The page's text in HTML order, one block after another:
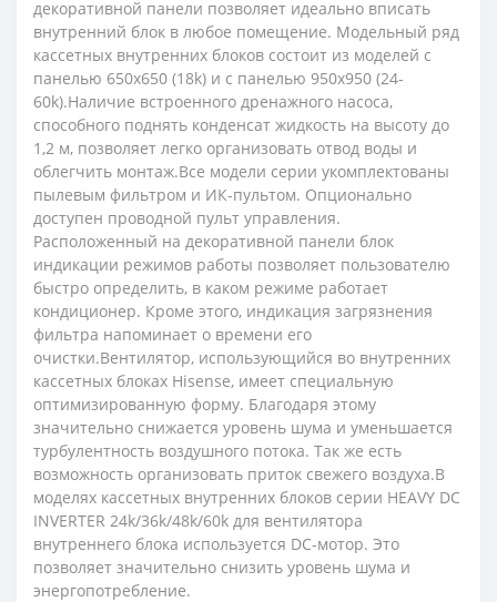
декоративной панели позволяет идеально вписать
внутренний блок в любое помещение. Модельный ряд
кассетных внутренних блоков состоит из моделей с
панелью 650х650 (18k) и с панелью 950х950 (24-
60k).Наличие встроенного дренажного насоса,
способного поднять конденсат жидкость на высоту до
1,2 м, позволяет легко организовать отвод воды и
облегчить монтаж.Все модели серии укомплектованы
пылевым фильтром и ИК-пультом. Опционально
доступен проводной пульт управления.
Расположенный на декоративной панели блок
индикации режимов работы позволяет пользователю
быстро определить, в каком режиме работает
кондиционер. Кроме этого, индикация загрязнения
фильтра напоминает о времени его
очистки.Вентилятор, использующийся во внутренних
кассетных блоках Hisense, имеет специальную
оптимизированную форму. Благодаря этому
значительно снижается уровень шума и уменьшается
турбулентность воздушного потока. Так же есть
возможность организовать приток свежего воздуха.В
моделях кассетных внутренних блоков серии HEAVY DC
INVERTER 24k/36k/48k/60k для вентилятора
внутреннего блока используется DC-мотор. Это
позволяет значительно снизить уровень шума и
энергопотребление.